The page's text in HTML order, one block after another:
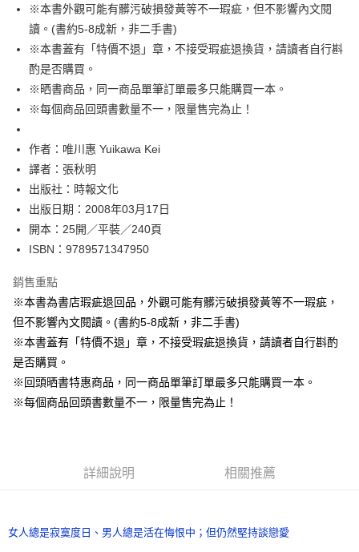
付款後全家取貨
每筆NT$60，滿NT$499(含以上)免運費
付款後7-11取貨
每筆NT$60，滿NT$499(含以上)免運費
宅配
每筆NT$100，滿NT$499(含以上)免運費
※本書外觀可能有髒污破損發黃等不一瑕疵，但不影響內文閱
讀。(書約5-8成新，非二手書)
※本書蓋有「特價不退」章，不接受瑕疵退換貨，請讀者自行斟
酌是否購買。
※晒書商品，同一商品單筆訂單最多只能購買一本。
※每個商品回頭書數量不一，限量售完為止！
作者：唯川惠 Yuikawa Kei
譯者：張秋明
出版社：時報文化
出版日期：2008年03月17日
開本：25開／平裝／240頁
ISBN：9789571347950
銷售重點
※本書為書店瑕疵退回品，外觀可能有髒污破損發黃等不一瑕疵，
但不影響內文閱讀。(書約5-8成新，非二手書)
※本書蓋有「特價不退」章，不接受瑕疵退換貨，請讀者自行斟酌
是否購買。
※回頭晒書特惠商品，同一商品單筆訂單最多只能購買一本。
※每個商品回頭書數量不一，限量售完為止！
詳細說明 相關推薦
女人總是寂寞度日、男人總是活在悔恨中；但仍然堅持談戀愛